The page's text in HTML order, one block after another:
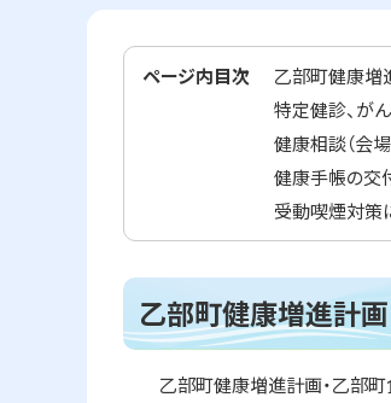
ページ内目次 乙部町健康増
特定健診、が
健康相談（会
健康手帳の交
受動喫煙対策
乙部町健康増進計
乙部町健康増進計画・乙部町